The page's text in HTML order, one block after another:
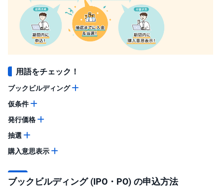
ま
か
投
PICK
UP
BI
オ
プ
シ
ョ
ン
先
オ
プ
シ
用語をチェック！
ブックビルディング
仮条件
発行価格
抽選
購入意思表示
ブックビルディング (IPO・PO) の申込方法